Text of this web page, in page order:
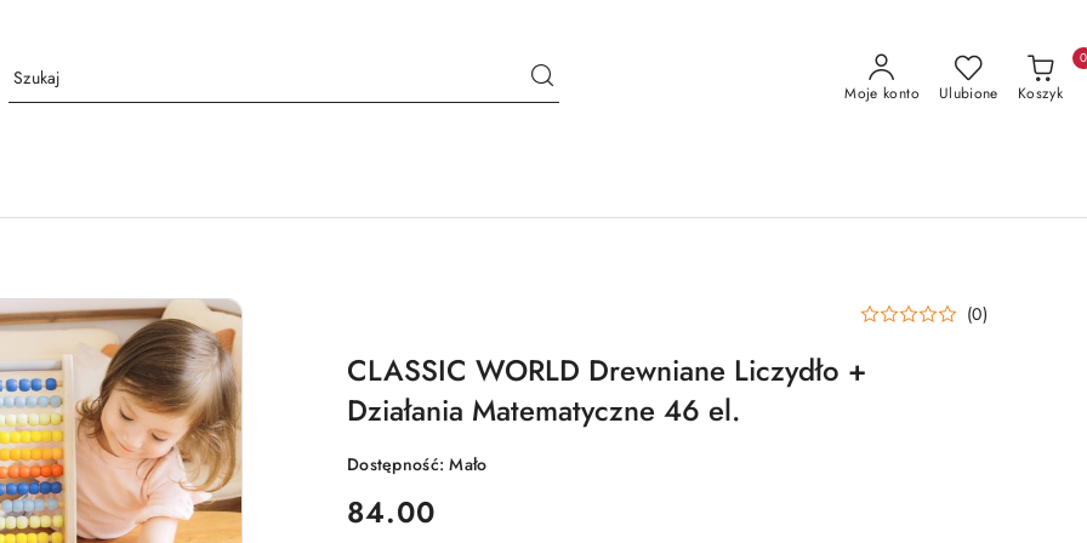
Moje konto Ulubione Koszyk
0
(0)
CLASSIC WORLD Drewniane Liczydło +
Działania Matematyczne 46 el.
Dostępność:Mało
cena:
84.00